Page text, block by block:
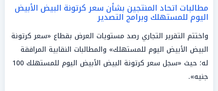
مطالبات اتحاد المنتجين بشأن سعر كرتونة البيض الأبيض
اليوم للمستهلك وبرامج التصدير
واختتم التقرير التجاري رصد مستويات العرض بقطاع «سعر كرتونة
البيض الأبيض اليوم للمستهلك» والمطالبات النقابية المرافقة
له؛ حيث «سجل سعر كرتونة البيض الأبيض اليوم للمستهلك 100
جنيه».